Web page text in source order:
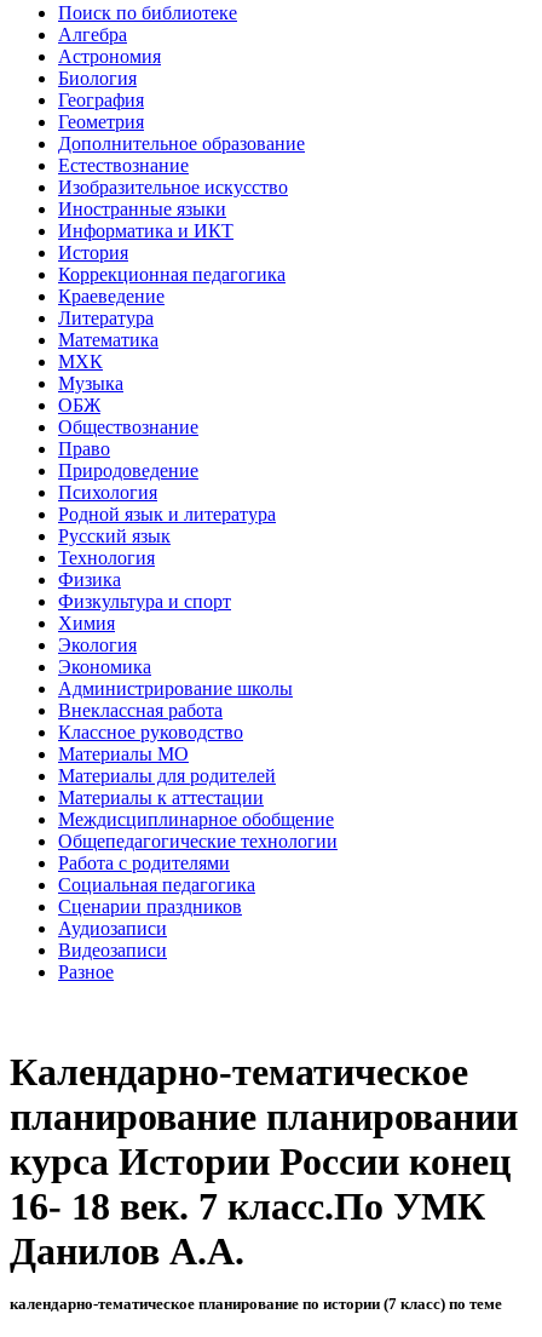
Поиск по библиотеке
Алгебра
Астрономия
Биология
География
Геометрия
Дополнительное образование
Естествознание
Изобразительное искусство
Иностранные языки
Информатика и ИКТ
История
Коррекционная педагогика
Краеведение
Литература
Математика
МХК
Музыка
ОБЖ
Обществознание
Право
Природоведение
Психология
Родной язык и литература
Русский язык
Технология
Физика
Физкультура и спорт
Химия
Экология
Экономика
Администрирование школы
Внеклассная работа
Классное руководство
Материалы МО
Материалы для родителей
Материалы к аттестации
Междисциплинарное обобщение
Общепедагогические технологии
Работа с родителями
Социальная педагогика
Сценарии праздников
Аудиозаписи
Видеозаписи
Разное
Календарно-тематическое
планирование планировании
курса Истории России конец
16- 18 век. 7 класс.По УМК
Данилов А.А.
календарно-тематическое планирование по истории (7 класс) по теме